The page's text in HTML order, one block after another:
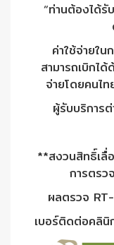
“ท่านต้องได้รั
ค่าใช้จ่ายใ
สามารถเบิกไ
จ่ายโดยคนไ
ผู้รับบริการ
**สงวนสิทธิ์เลื่
การตรว
ผลตรวจ RT-
เบอร์ติดต่อคลิ